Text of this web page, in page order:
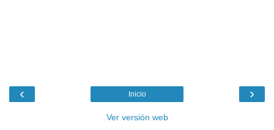
‹ ›
Inicio
Ver versión web